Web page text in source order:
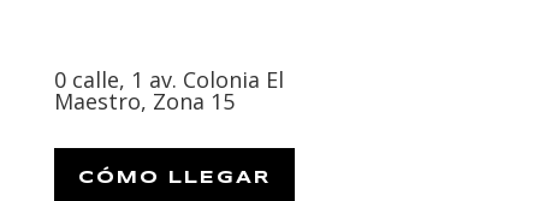
0 calle, 1 av. Colonia El
Maestro, Zona 15
CÓMO LLEGAR